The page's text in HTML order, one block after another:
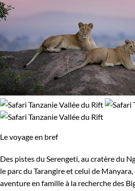
Le voyage en bref
Des pistes du Serengeti, au cratère du
le parc du Tarangire et celui de
aventure en famille à la recherche des